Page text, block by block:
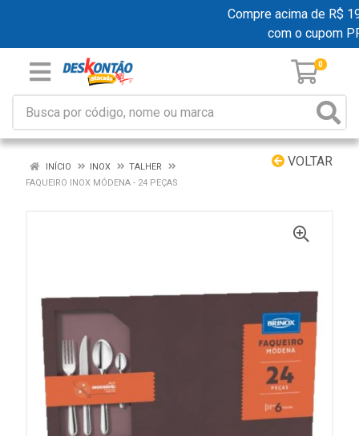
Compre acima de R$
com o cupom
0
VOLTAR
INÍCIO INOX
TALHER
FAQUEIRO INOX MÓDENA - 24 PEÇAS